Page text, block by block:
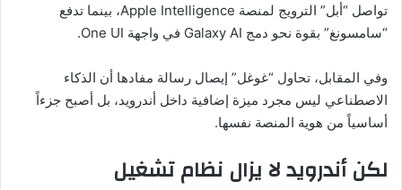
تواصل “أبل” الترويج لمنصة Apple Intelligence، بينما تدفع
“سامسونغ” بقوة نحو دمج Galaxy AI في واجهة One UI.
وفي المقابل، تحاول “غوغل” إيصال رسالة مفادها أن الذكاء
الاصطناعي ليس مجرد ميزة إضافية داخل أندرويد، بل أصبح جزءاً
أساسياً من هوية المنصة نفسها.
لكن أندرويد لا يزال نظام تشغيل